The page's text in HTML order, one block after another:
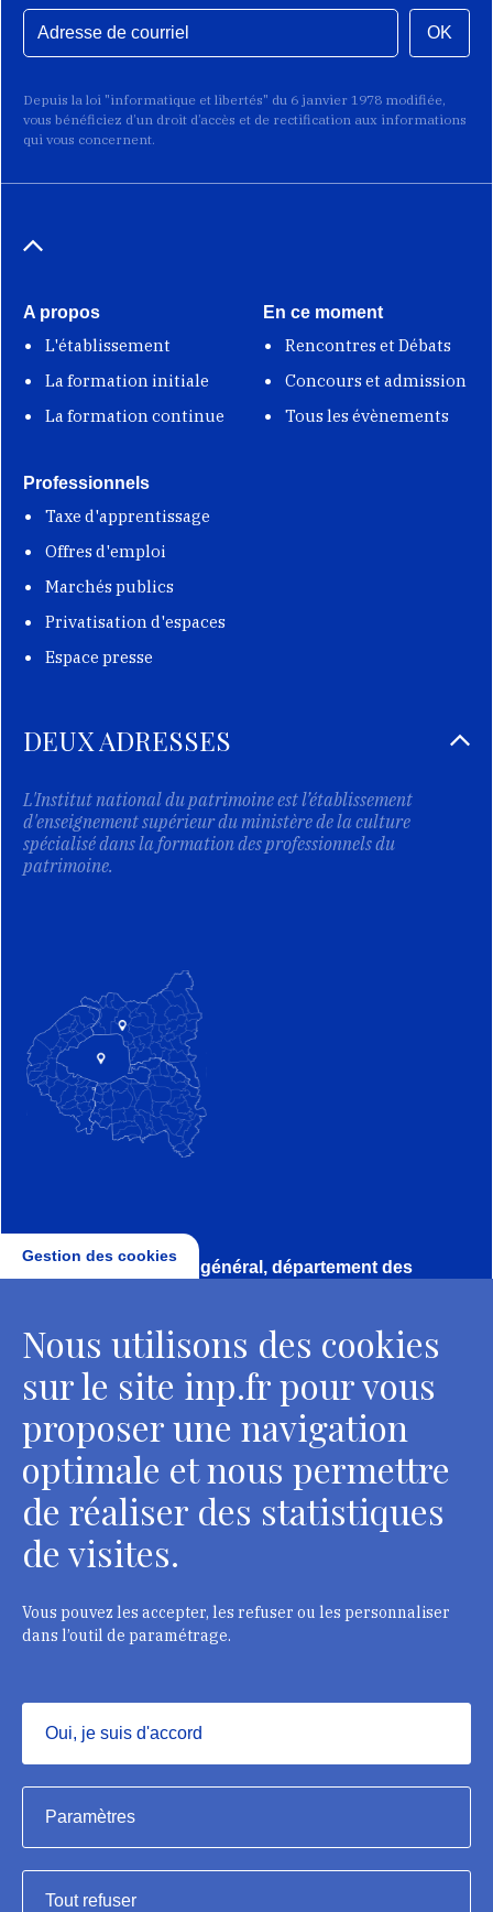
OK
Depuis la loi "informatique et libertés" du 6 janvier 1978 modifiée,
vous bénéficiez d’un droit d’accès et de rectification aux informations
qui vous concernent.
A propos
L'établissement
La formation initiale
La formation continue
En ce moment
Rencontres et Débats
Concours et admission
Tous les évènements
Professionnels
Taxe d'apprentissage
Offres d'emploi
Marchés publics
Privatisation d'espaces
Espace presse
DEUX ADRESSES
L'Institut national du patrimoine est l’établissement
d'enseignement supérieur du ministère de la culture
spécialisé dans la formation des professionnels du
patrimoine.
Direction, secrétariat général, département des
2 rue Vivienne - 75002 Paris
Tél. : + 33 1 44 41 16 41
Contacts
Département des restaurateurs
124 rue Henri Barbusse - 93300 Aubervilliers
Contacts
Institut national du patrimoine, 2023
Mentions légales
Gestion des cookies
Nous utilisons des cookies
sur le site inp.fr pour vous
proposer une navigation
optimale et nous permettre
de réaliser des statistiques
de visites.
Vous pouvez les accepter, les refuser ou les personnaliser
dans l’outil de paramétrage.
Oui, je suis d'accord
Masquer
Paramètres
Tout refuser